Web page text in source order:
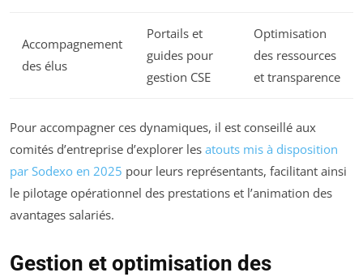
Accompagnement
des élus
Portails et
guides pour
gestion CSE
Optimisation
des ressources
et transparence
Pour accompagner ces dynamiques, il est conseillé aux
comités d’entreprise d’explorer les atouts mis à disposition
par Sodexo en 2025 pour leurs représentants, facilitant ainsi
le pilotage opérationnel des prestations et l’animation des
avantages salariés.
Gestion et optimisation des